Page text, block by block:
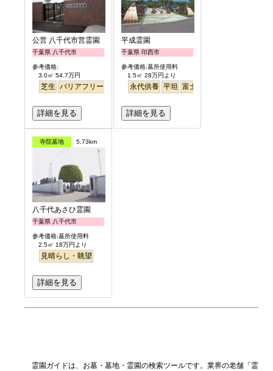
公営 八千代市営霊園
千葉県 八千代市
参考価格:
3.0㎡ 54.7万円
芝生 バリアフリー 公園墓地
詳細を見る
平成霊園
千葉県 印西市
参考価格:墓所使用料
1.5㎡ 28万円より
永代供養 平坦 富士山
詳細を見る
寺院墓地 5.73km
八千代あさひ霊園
千葉県 八千代市
参考価格:墓所使用料
2.5㎡ 18万円より
見晴らし・眺望
詳細を見る
霊園ガイドは、お墓・墓地・霊園の検索ツールです。業界の老舗「霊